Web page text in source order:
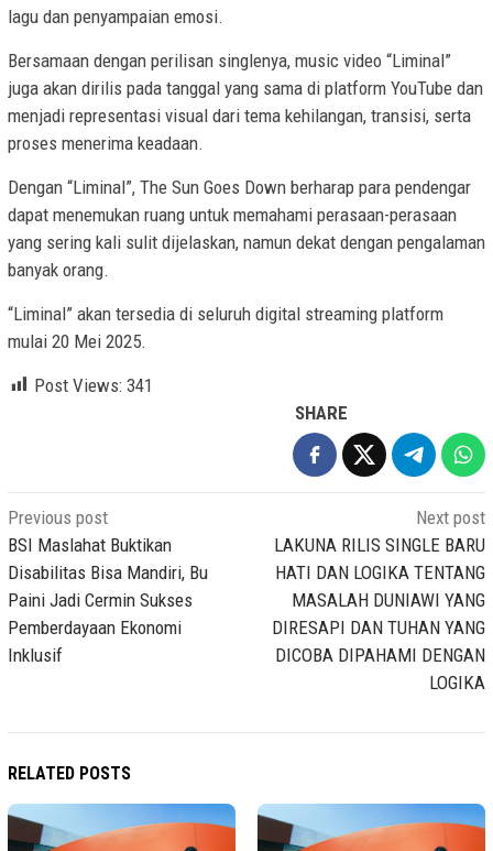
lagu dan penyampaian emosi.
Bersamaan dengan perilisan singlenya, music video “Liminal”
juga akan dirilis pada tanggal yang sama di platform YouTube dan
menjadi representasi visual dari tema kehilangan, transisi, serta
proses menerima keadaan.
Dengan “Liminal”, The Sun Goes Down berharap para pendengar
dapat menemukan ruang untuk memahami perasaan-perasaan
yang sering kali sulit dijelaskan, namun dekat dengan pengalaman
banyak orang.
“Liminal” akan tersedia di seluruh digital streaming platform
mulai 20 Mei 2025.
Post Views: 341
SHARE
Post
navigation
Previous post
BSI Maslahat Buktikan
Disabilitas Bisa Mandiri, Bu
Paini Jadi Cermin Sukses
Pemberdayaan Ekonomi
Inklusif
Next post
LAKUNA RILIS SINGLE BARU
HATI DAN LOGIKA TENTANG
MASALAH DUNIAWI YANG
DIRESAPI DAN TUHAN YANG
DICOBA DIPAHAMI DENGAN
LOGIKA
RELATED POSTS